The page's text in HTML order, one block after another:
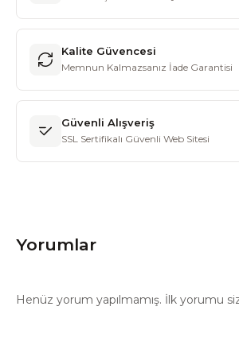
Kalite Güvencesi
Memnun Kalmazsanız İade Garantisi
Güvenli Alışveriş
SSL Sertifikalı Güvenli Web Sitesi
Yorumlar
Henüz yorum yapılmamış. İlk yorumu siz